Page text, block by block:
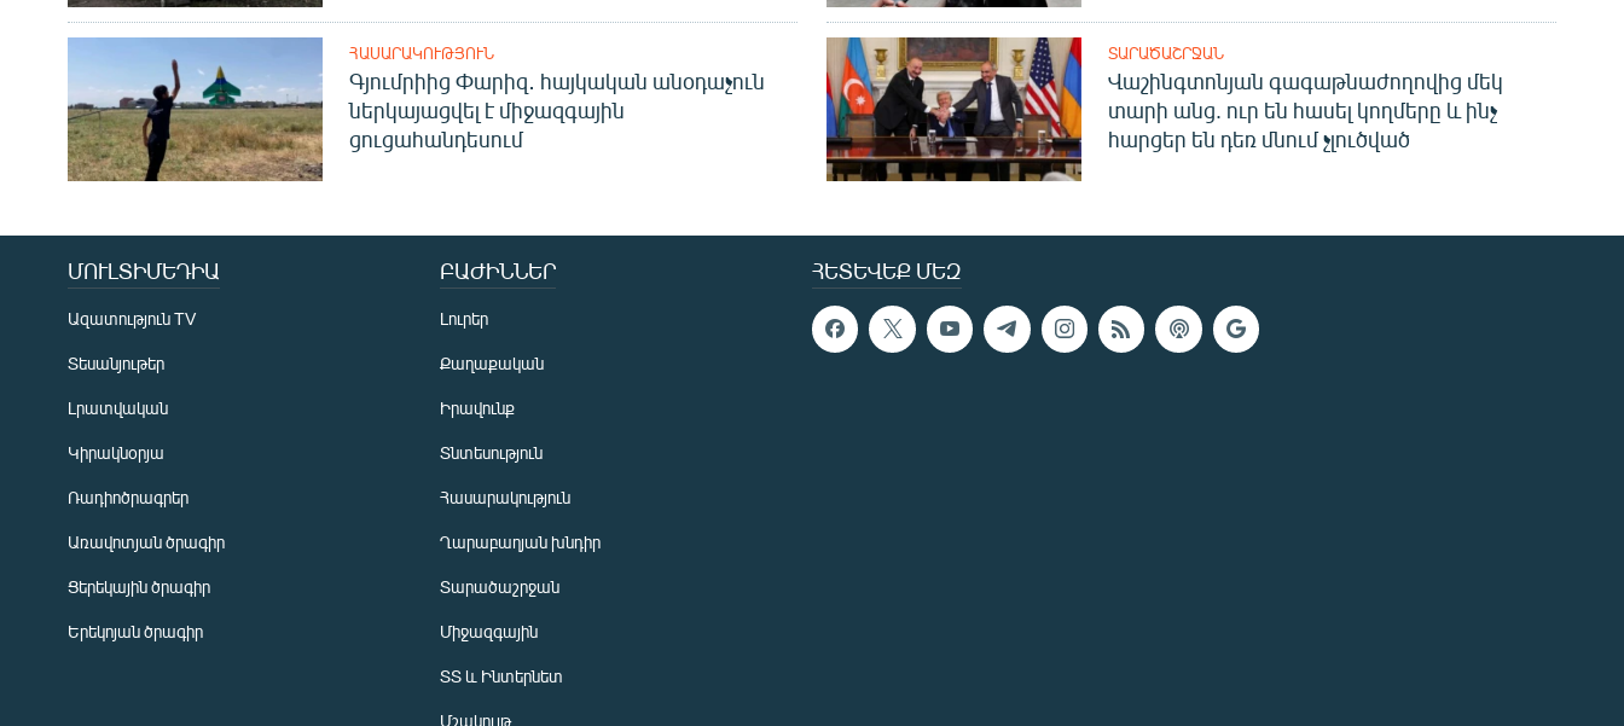
ՀԱՍԱՐԱԿՈՒԹՅՈՒՆ
Գյումրիից Փարիզ․ հայկական անօդաչուն
ներկայացվել է միջազգային
ցուցահանդեսում
ՏԱՐԱԾԱՇՐՋԱՆ
Վաշինգտոնյան գագաթնաժողովից մեկ
տարի անց. ուր են հասել կողմերը և ինչ
հարցեր են դեռ մնում չլուծված
ՀԵՏԵՎԵՔ ՄԵԶ
ՄՈՒԼՏԻՄԵԴԻԱ
Ազատություն TV
Տեսանյութեր
Լրատվական
Կիրակնօրյա
Ռադիոծրագրեր
Առավոտյան ծրագիր
Ցերեկային ծրագիր
Երեկոյան ծրագիր
ԲԱԺԻՆՆԵՐ
Լուրեր
Քաղաքական
Իրավունք
Տնտեսություն
Հասարակություն
Ղարաբաղյան խնդիր
Տարածաշրջան
Միջազգային
ՏՏ և Ինտերնետ
Մշակույթ